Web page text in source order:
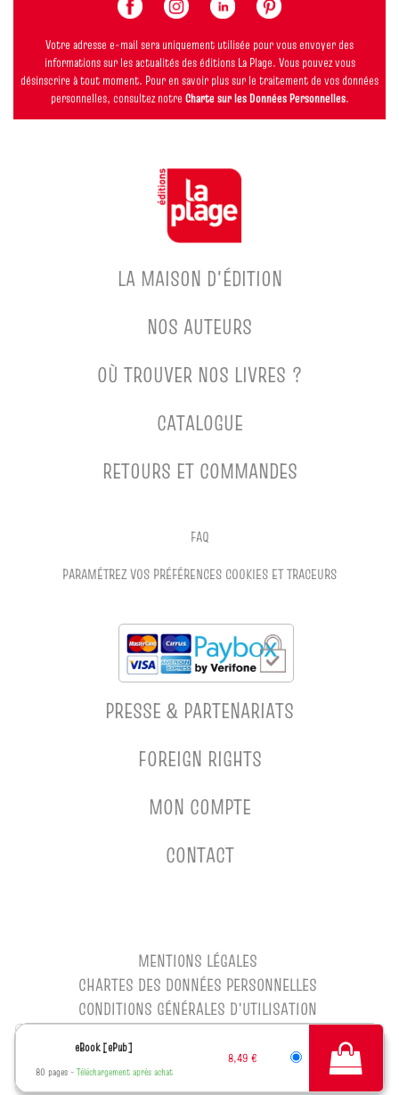
eBook [ePub]
80 pages Téléchargement après achat
8,49 €
Votre adresse e-mail sera uniquement utilisée pour vous envoyer des
informations sur les actualités des éditions La Plage. Vous pouvez vous
désinscrire à tout moment. Pour en savoir plus sur le traitement de vos données
personnelles, consultez notre Charte sur les Données Personnelles.
LA MAISON D'ÉDITION
NOS AUTEURS
OÙ TROUVER NOS LIVRES ?
CATALOGUE
RETOURS ET COMMANDES
FAQ
PARAMÉTREZ VOS PRÉFÉRENCES COOKIES ET TRACEURS
PRESSE & PARTENARIATS
FOREIGN RIGHTS
MON COMPTE
CONTACT
MENTIONS LÉGALES
CHARTES DES DONNÉES PERSONNELLES
CONDITIONS GÉNÉRALES D'UTILISATION
CONDITIONS GÉNÉRALES DE VENTE
CHARTE DE RÉFÉRENCEMENT